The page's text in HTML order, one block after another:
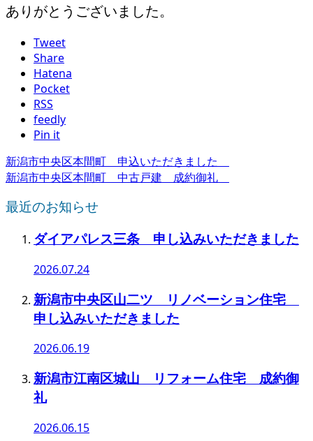
ありがとうございました。
Tweet
Share
Hatena
Pocket
RSS
feedly
Pin it
新潟市中央区本間町 申込いただきました
新潟市中央区本間町 中古戸建 成約御礼
最近のお知らせ
ダイアパレス三条 申し込みいただきました
2026.07.24
新潟市中央区山二ツ リノベーション住宅
申し込みいただきました
2026.06.19
新潟市江南区城山 リフォーム住宅 成約御
礼
2026.06.15